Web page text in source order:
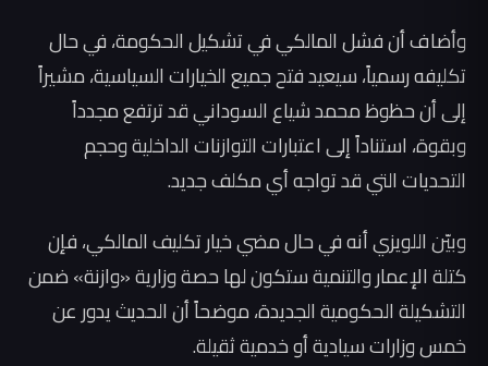
وأضاف أن فشل المالكي في تشكيل الحكومة، في حال
تكليفه رسمياً، سيعيد فتح جميع الخيارات السياسية، مشيراً
إلى أن حظوظ محمد شياع السوداني قد ترتفع مجدداً
وبقوة، استناداً إلى اعتبارات التوازنات الداخلية وحجم
التحديات التي قد تواجه أي مكلف جديد.
وبيّن اللويزي أنه في حال مضي خيار تكليف المالكي، فإن
كتلة الإعمار والتنمية ستكون لها حصة وزارية «وازنة» ضمن
التشكيلة الحكومية الجديدة، موضحاً أن الحديث يدور عن
خمس وزارات سيادية أو خدمية ثقيلة.